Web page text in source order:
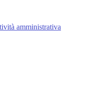
amministrativa